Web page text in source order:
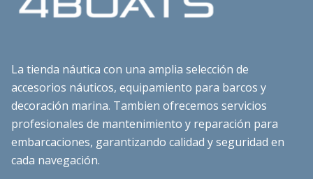
La tienda náutica con una amplia selección de
accesorios náuticos, equipamiento para barcos y
decoración marina. Tambien ofrecemos servicios
profesionales de mantenimiento y reparación para
embarcaciones, garantizando calidad y seguridad en
cada navegación.